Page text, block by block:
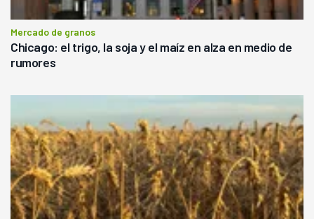
Mercado de granos
Chicago: el trigo, la soja y el maíz en alza en medio de
rumores